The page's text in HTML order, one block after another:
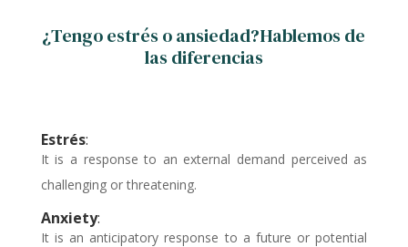
¿Tengo estrés o ansiedad?Hablemos de
las diferencias
Estrés:
It is a response to an external demand perceived as
challenging or threatening.
Anxiety:
It is an anticipatory response to a future or potential